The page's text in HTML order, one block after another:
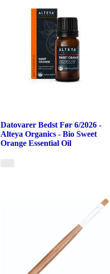
Datovarer Bedst Før 6/2026 -
Alteya Organics - Bio Sweet
Orange Essential Oil